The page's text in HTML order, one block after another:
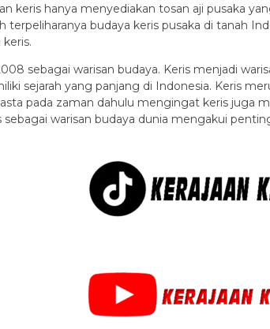
keris hanya menyediakan tosan aji pusaka
terpeliharanya budaya keris pusaka di tanah
sebagai warisan budaya. Keris menjadi
sejarah yang panjang di Indonesia. Keris
pada zaman dahulu mengingat keris juga
warisan budaya dunia mengakui